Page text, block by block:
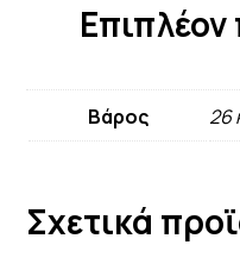
Βάρος 26
Σχετικά